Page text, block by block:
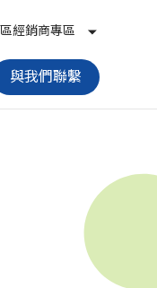
經銷商專區
與我們聯繫